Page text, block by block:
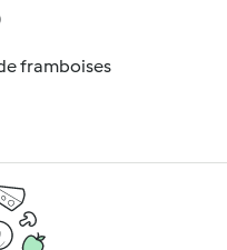
framboises